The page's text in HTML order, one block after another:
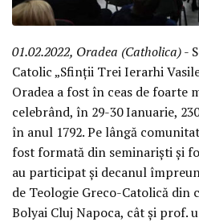
01.02.2022, Oradea (Catholica)-
Catolic „Sfinții Trei Ierarhi
Oradea a fost în ceas de foarte
celebrând, în 29-30 Ianuarie,
în anul 1792. Pe lângă
fost formată din seminariști și
au participat și decanul
de Teologie Greco-Catolică din
Bolyai Cluj Napoca, cât și prof.